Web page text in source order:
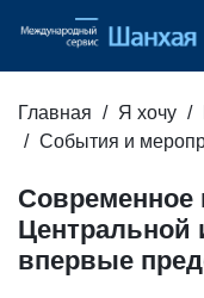
Главная Я хочу
События и
Современное
Центральной
впервые